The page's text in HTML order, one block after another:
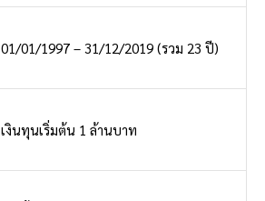
01/01/1997 – 31/12/2019 (รวม 23 ปี)
เงินทุนเริ่มต้น 1 ล้านบาท